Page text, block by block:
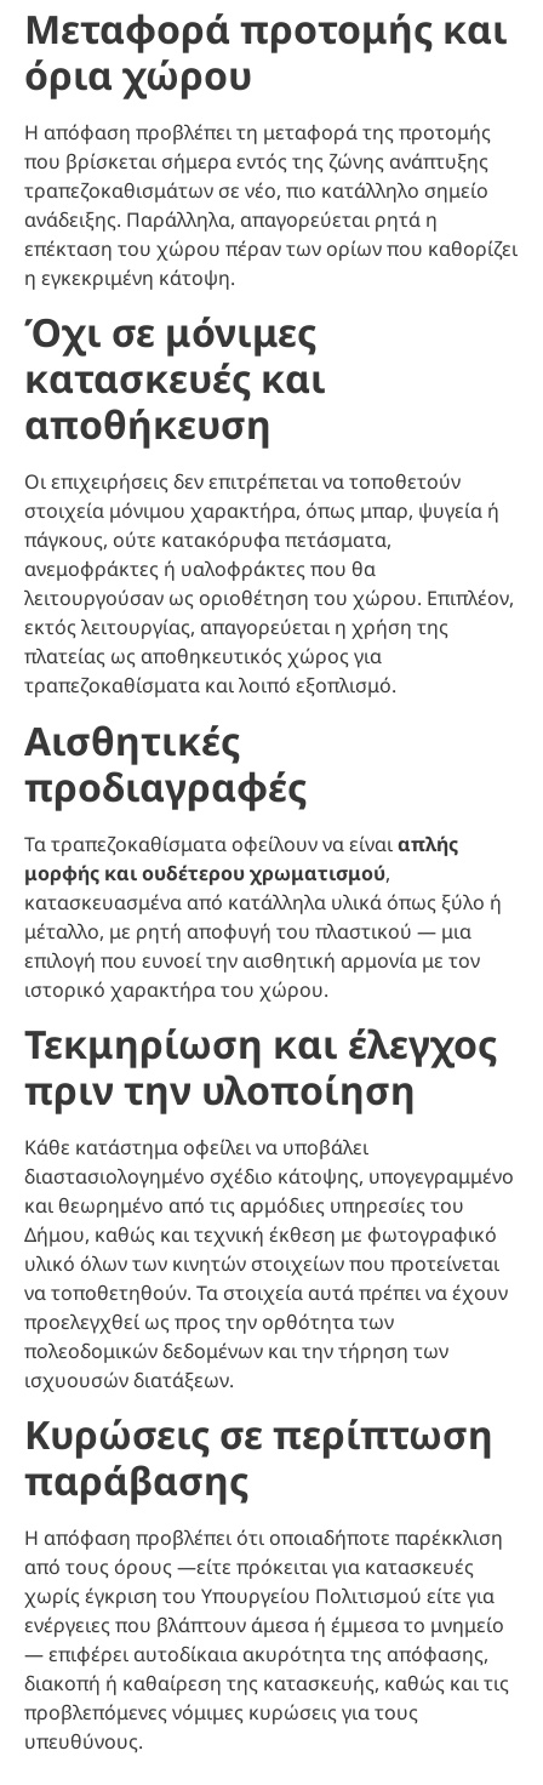
Μεταφορά προτομής και
όρια χώρου
Η απόφαση προβλέπει τη μεταφορά της προτομής
που βρίσκεται σήμερα εντός της ζώνης ανάπτυξης
τραπεζοκαθισμάτων σε νέο, πιο κατάλληλο σημείο
ανάδειξης. Παράλληλα, απαγορεύεται ρητά η
επέκταση του χώρου πέραν των ορίων που καθορίζει
η εγκεκριμένη κάτοψη.
Όχι σε μόνιμες
κατασκευές και
αποθήκευση
Οι επιχειρήσεις δεν επιτρέπεται να τοποθετούν
στοιχεία μόνιμου χαρακτήρα, όπως μπαρ, ψυγεία ή
πάγκους, ούτε κατακόρυφα πετάσματα,
ανεμοφράκτες ή υαλοφράκτες που θα
λειτουργούσαν ως οριοθέτηση του χώρου. Επιπλέον,
εκτός λειτουργίας, απαγορεύεται η χρήση της
πλατείας ως αποθηκευτικός χώρος για
τραπεζοκαθίσματα και λοιπό εξοπλισμό.
Αισθητικές
προδιαγραφές
Τα τραπεζοκαθίσματα οφείλουν να είναιαπλής
μορφής και ουδέτερου χρωματισμού,
κατασκευασμένα από κατάλληλα υλικά όπως ξύλο ή
μέταλλο, με ρητή αποφυγή του πλαστικού — μια
επιλογή που ευνοεί την αισθητική αρμονία με τον
ιστορικό χαρακτήρα του χώρου.
Τεκμηρίωση και έλεγχος
πριν την υλοποίηση
Κάθε κατάστημα οφείλει να υποβάλει
διαστασιολογημένο σχέδιο κάτοψης, υπογεγραμμένο
και θεωρημένο από τις αρμόδιες υπηρεσίες του
Δήμου, καθώς και τεχνική έκθεση με φωτογραφικό
υλικό όλων των κινητών στοιχείων που προτείνεται
να τοποθετηθούν. Τα στοιχεία αυτά πρέπει να έχουν
προελεγχθεί ως προς την ορθότητα των
πολεοδομικών δεδομένων και την τήρηση των
ισχυουσών διατάξεων.
Κυρώσεις σε περίπτωση
παράβασης
Η απόφαση προβλέπει ότι οποιαδήποτε παρέκκλιση
από τους όρους —είτε πρόκειται για κατασκευές
χωρίς έγκριση του Υπουργείου Πολιτισμού είτε για
ενέργειες που βλάπτουν άμεσα ή έμμεσα το μνημείο
— επιφέρει αυτοδίκαια ακυρότητα της απόφασης,
διακοπή ή καθαίρεση της κατασκευής, καθώς και τις
προβλεπόμενες νόμιμες κυρώσεις για τους
υπευθύνους.